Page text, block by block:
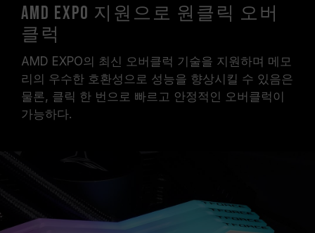
AMD EXPO 지원으로 원클릭 오버
클럭
AMD EXPO의 최신 오버클럭 기술을 지원하며 메모
리의 우수한 호환성으로 성능을 향상시킬 수 있음은
물론, 클릭 한 번으로 빠르고 안정적인 오버클럭이
가능하다.